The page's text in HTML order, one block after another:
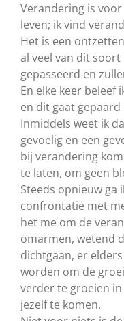
Verandering is
leven; ik vind
Het is een
al veel van dit
gepasseerd en
En elke keer beleef
en dit gaat
Inmiddels weet ik
gevoelig en een
bij verandering
te laten, om geen
Steeds opnieuw ga
confrontatie met
het me om de
omarmen, wetend
dichtgaan, er
worden om de
verder te groeien
jezelf te komen.